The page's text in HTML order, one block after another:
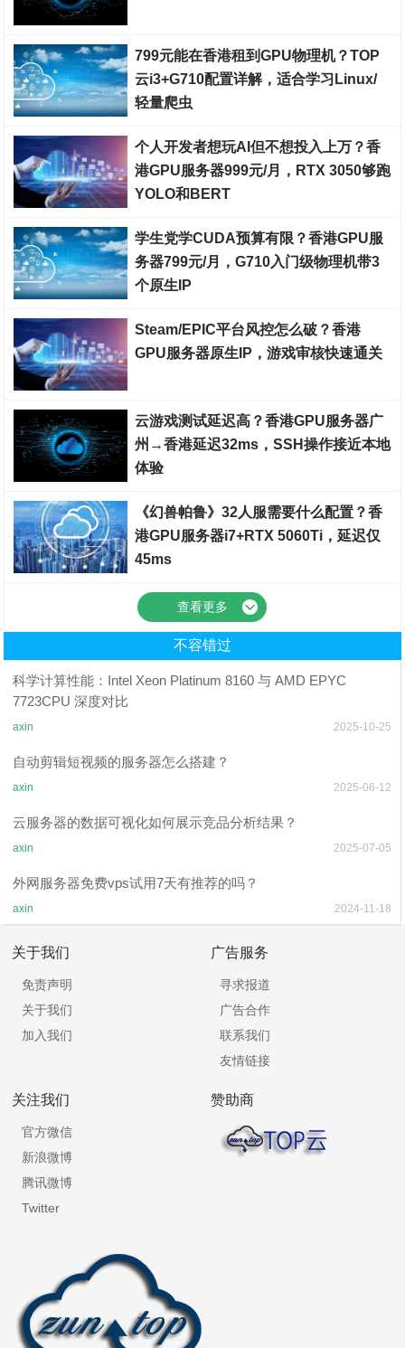
799元能在香港租到GPU物理机？TOP
云i3+G710配置详解，适合学习Linux/
轻量爬虫
个人开发者想玩AI但不想投入上万？香
港GPU服务器999元/月，RTX 3050够跑
YOLO和BERT
学生党学CUDA预算有限？香港GPU服
务器799元/月，G710入门级物理机带3
个原生IP
Steam/EPIC平台风控怎么破？香港
GPU服务器原生IP，游戏审核快速通关
云游戏测试延迟高？香港GPU服务器广
州→香港延迟32ms，SSH操作接近本地
体验
《幻兽帕鲁》32人服需要什么配置？香
港GPU服务器i7+RTX 5060Ti，延迟仅
45ms
查看更多
不容错过
科学计算性能：Intel Xeon Platinum 8160 与 AMD EPYC
7723CPU 深度对比
axin 2025-10-25
自动剪辑短视频的服务器怎么搭建？
axin 2025-06-12
云服务器的数据可视化如何展示竞品分析结果？
axin 2025-07-05
外网服务器免费vps试用7天有推荐的吗？
axin 2024-11-18
关于我们
免责声明
关于我们
加入我们
广告服务
寻求报道
广告合作
联系我们
友情链接
关注我们
官方微信
新浪微博
腾讯微博
Twitter
赞助商